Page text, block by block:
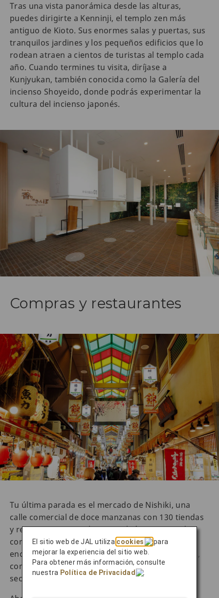
Tras una vista panorámica desde las alturas,
puedes dirigirte a Kenninji, el templo zen más
antiguo de Kioto. Sus enormes salas y puertas, sus
tranquilos jardines y los pequeños edificios que lo
rodean atraen a cientos de turistas al templo cada
año. Cuando termines tu visita, diríjase a
Kunjyukan, también conocida como la Galería del
incienso Shoyeido, donde podrás experimentar la
cultura del incienso japonés.
Compras y restaurantes
Tu última parada es el mercado de Nishiki, una
calle comercial de doce manzanas con 130 tiendas
y restaurantes. Este lugar también es conocido
como la «Cocina de Kioto» y en él se pueden
encontrar varios tipos de delicias gastronómicas,
como alimentos de temporada, dulces, marisco
seco y marisco fresco.
El sitio web de JAL utiliza cookies
para
mejorar la experiencia del sitio web.
Para obtener más información, consulte
nuestra Política de Privacidad .